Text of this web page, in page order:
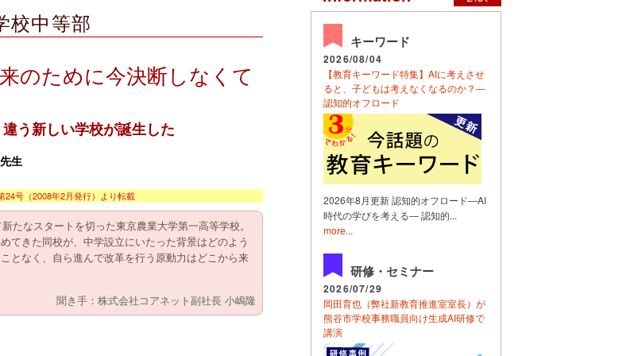
校中等部
のために今決断しなくて
う新しい学校が誕生した
生
24号（2008年2月発行）より転載
たなスタートを切った東京農業大学第一高等学校。
てきた同校が、中学設立にいたった背景はどのよう
となく、自ら進んで改革を行う原動力はどこから来
聞き手：株式会社コアネット副社長 小嶋隆
キーワード
2026/08/04
【教育キーワード特集】AIに考えさせ
ると、子どもは考えなくなるのか？―
認知的オフロード
2026年8月更新 認知的オフロード―AI
時代の学びを考える― 認知的...
more...
研修・セミナー
2026/07/29
岡田育也（弊社新教育推進室室長）が
熊谷市学校事務職員向け生成AI研修で
講演